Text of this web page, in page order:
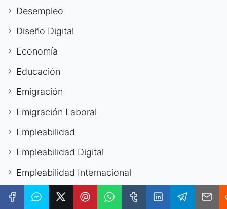
Desempleo
Diseño Digital
Economía
Educación
Emigración
Emigración Laboral
Empleabilidad
Empleabilidad Digital
Empleabilidad Internacional
Empleabilidad It